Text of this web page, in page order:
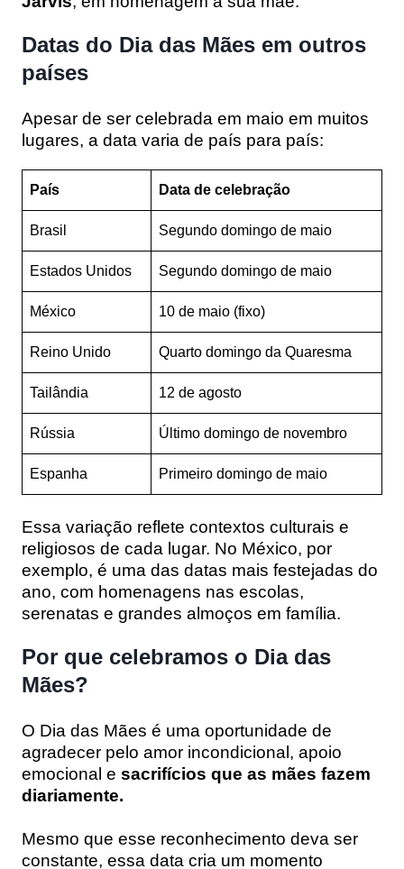
Datas do Dia das Mães em outros
países
Apesar de ser celebrada em maio em muitos
lugares, a data varia de país para país:
País Data de celebração
Brasil Segundo domingo de maio
Estados Unidos Segundo domingo de maio
México 10 de maio (fixo)
Reino Unido Quarto domingo da Quaresma
Tailândia 12 de agosto
Rússia Último domingo de novembro
Espanha Primeiro domingo de maio
Essa variação reflete contextos culturais e
religiosos de cada lugar. No México, por
exemplo, é uma das datas mais festejadas do
ano, com homenagens nas escolas,
serenatas e grandes almoços em família.
Por que celebramos o Dia das
Mães?
O Dia das Mães é uma oportunidade de
agradecer pelo amor incondicional, apoio
emocional e sacrifícios que as mães fazem
diariamente.
Mesmo que esse reconhecimento deva ser
constante, essa data cria um momento